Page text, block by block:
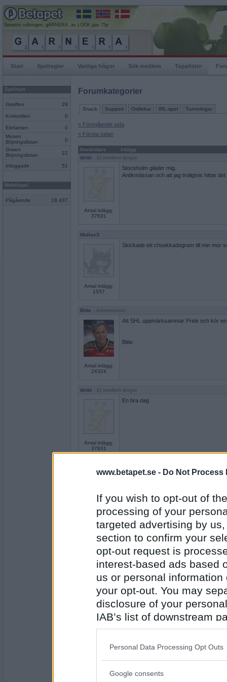
www.betapet.se - Do Not Process
If you wish to opt-out of
processing of your
targeted advertising by
section to confirm your
opt-out request is
interest-based ads based
us or personal
your opt-out. You may
disclosure of your
IAB’s list of downstream
also be disclosed by us
Downstream Participants
Please note that this
Personal Data Processing Opt Outs
Google consents
Senaste rullningen, gARNERA, av LOOK gav 75p
Start Spelregler Vanliga frågor Sök medlem Topplistor
Spelrum
Giraffen 29
Krokodilen 0
Elefanten
0
Musen
Böjningslistan
0
Grisen
Böjningslistan
22
Inloggade 51
Mobilspel
Pågående 18 437
Forumkategorier
Snack Support Ordlekar IRL-spel Turneringar
« Föregående sida
« Första sidan
Användare
Inlägg
ttiittii - Ej medlem längre
Antal inlägg:
37631
Stockholm gläder mig.
Antikmässan och att jag troligtvis hittar
Mollee3
Antal inlägg:
1557
Skickade ett chookkadogram till min mor
Bitte - Administratör
Antal inlägg:
24324
Att SHL uppmärksammar Pride och kör
Bitte
ttiittii - Ej medlem längre
Antal inlägg:
37631
En bra dag
37631
Det är aldrig kört det går att komma igen
Antal inlägg:
6106
Att Glenn Skifs i en tråd erbjudit sig att bli
det är ju ett hårt och tidskrävande jobb, så
bobmarleyman
Antal inlägg: